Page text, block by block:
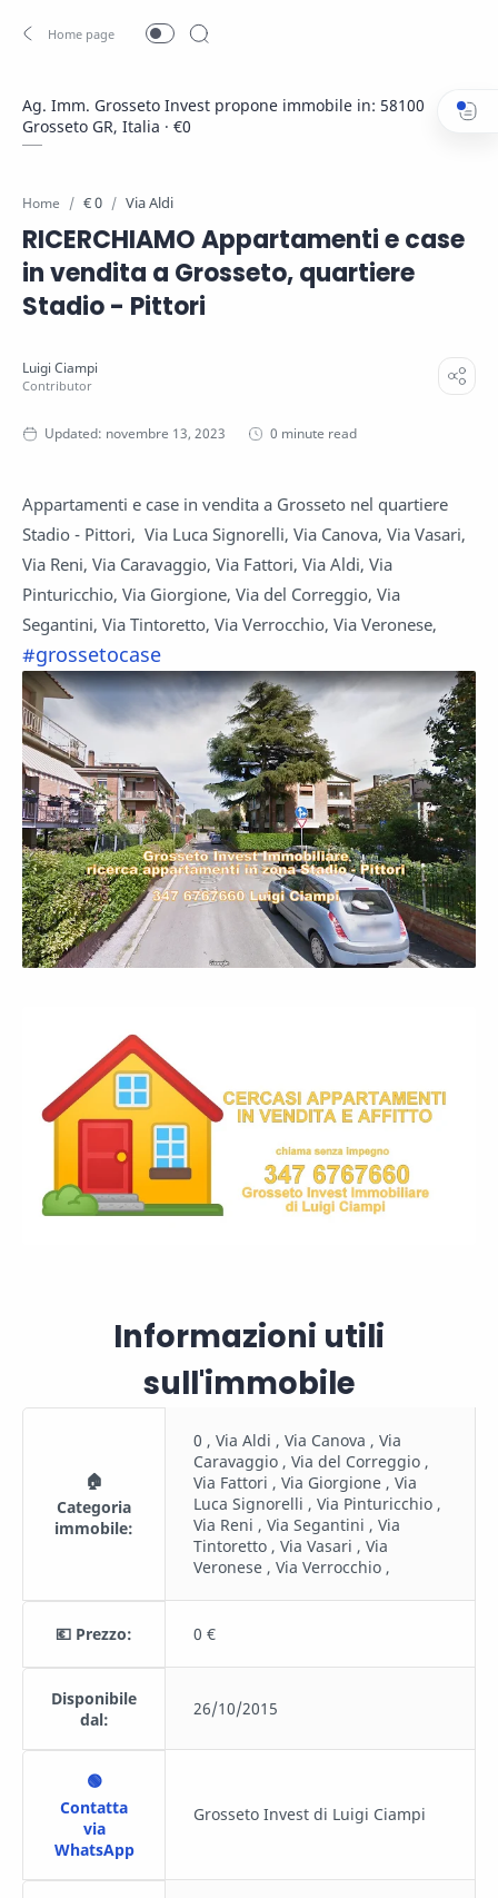
Ag. Imm. Grosseto Invest propone immobile in: 58100
Grosseto GR, Italia · €0
Home € 0 Via Aldi
RICERCHIAMO Appartamenti e case
in vendita a Grosseto, quartiere
Stadio - Pittori
0 minute read
Appartamenti e case in vendita a Grosseto nel quartiere
Stadio - Pittori, Via Luca Signorelli, Via Canova, Via Vasari,
Via Reni, Via Caravaggio, Via Fattori, Via Aldi, Via
Pinturicchio, Via Giorgione, Via del Correggio, Via
Segantini, Via Tintoretto, Via Verrocchio, Via Veronese,
#grossetocase
Informazioni utili
sull'immobile
🏠
Categoria
immobile:
0 , Via Aldi , Via Canova , Via
Caravaggio , Via del Correggio ,
Via Fattori , Via Giorgione , Via
Luca Signorelli , Via Pinturicchio ,
Via Reni , Via Segantini , Via
Tintoretto , Via Vasari , Via
Veronese , Via Verrocchio ,
💶 Prezzo: 0 €
Disponibile
dal:
26/10/2015
🟢
Contatta
via
WhatsApp
Grosseto Invest di Luigi Ciampi